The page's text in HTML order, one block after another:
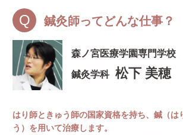
鍼灸師ってどんな仕事？
森ノ宮医療学園専門学校
鍼灸学科 松下 美穂
はり師ときゅう師の国家資格を持ち、鍼（は
う）を用いて治療します。